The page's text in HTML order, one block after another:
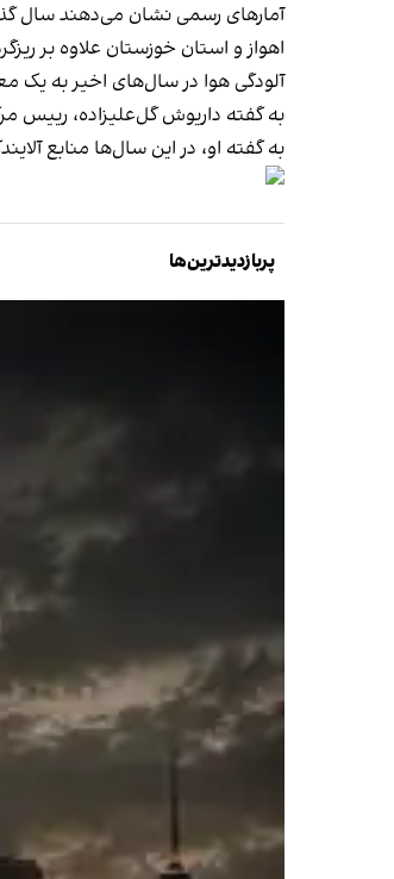
آمارهای رسمی نشان می‌دهند سال گذشته دست‌کم هزار و ۲۴۷ نفر در اهواز به
اهواز و استان خوزستان علاوه بر
آلودگی هوا در سال‌های اخیر به
به گفته داریوش گل‌علیزاده، رییس
به گفته او، در این سال‌ها منابع آلایندگی در کشور افزایش
پربازدیدترین‌ها